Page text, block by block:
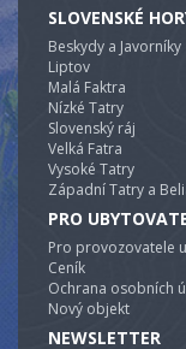
SLOVENSKÉ
Beskydy a Javorníky
Liptov
Malá Faktra
Nízké Tatry
Slovenský ráj
Velká Fatra
Vysoké Tatry
Západní Tatry a
PRO
Pro provozovatele
Ceník
Ochrana osobních
Nový objekt
NEWSLETTER